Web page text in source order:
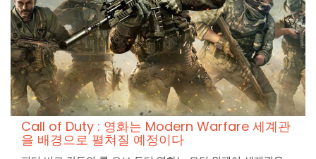
Call of Duty : 영화는 Modern Warfare 세계관
을 배경으로 펼쳐질 예정이다